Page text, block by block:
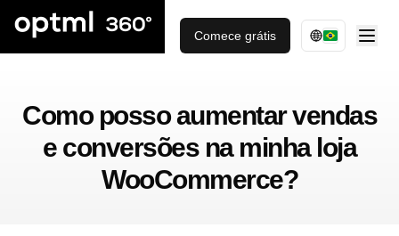
Comece grátis
Como posso aumentar vendas
e conversões na minha loja
WooCommerce?